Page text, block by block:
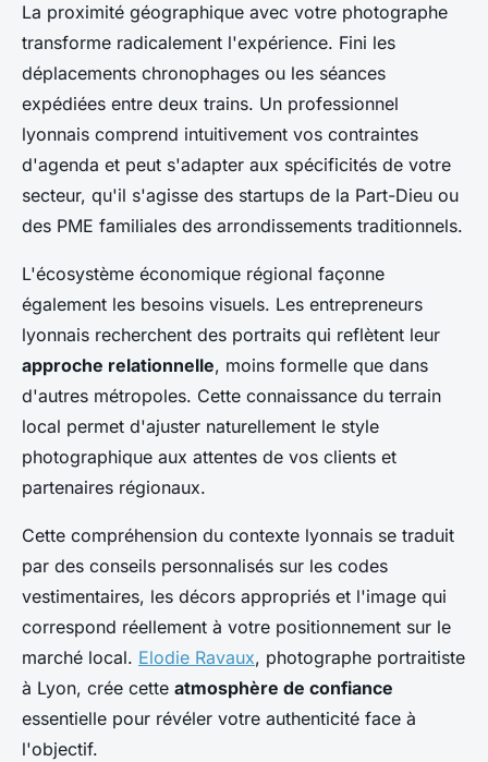
La proximité géographique avec votre photographe
transforme radicalement l'expérience. Fini les
déplacements chronophages ou les séances
expédiées entre deux trains. Un professionnel
lyonnais comprend intuitivement vos contraintes
d'agenda et peut s'adapter aux spécificités de votre
secteur, qu'il s'agisse des startups de la Part-Dieu ou
des PME familiales des arrondissements traditionnels.
L'écosystème économique régional façonne
également les besoins visuels. Les entrepreneurs
lyonnais recherchent des portraits qui reflètent leur
approche relationnelle, moins formelle que dans
d'autres métropoles. Cette connaissance du terrain
local permet d'ajuster naturellement le style
photographique aux attentes de vos clients et
partenaires régionaux.
Cette compréhension du contexte lyonnais se traduit
par des conseils personnalisés sur les codes
vestimentaires, les décors appropriés et l'image qui
correspond réellement à votre positionnement sur le
marché local. Elodie Ravaux, photographe portraitiste
à Lyon, crée cette atmosphère de confiance
essentielle pour révéler votre authenticité face à
l'objectif.